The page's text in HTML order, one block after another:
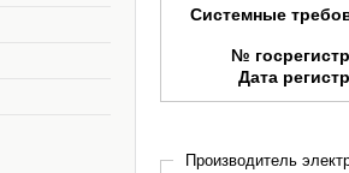
Системные
№
Дата
Производитель